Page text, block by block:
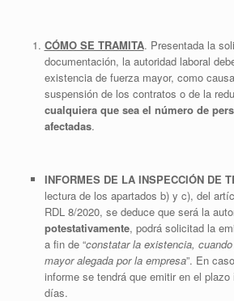
CÓMO SE TRAMITA. Presentada la
documentación, la autoridad laboral
existencia de fuerza mayor, como
suspensión de los contratos o de la
cualquiera que sea el número de
afectadas.
INFORMES DE LA INSPECCIÓN DE
lectura de los apartados b) y c), del
RDL 8/2020, se deduce que será la
potestativamente, podrá solicitad la
a fin de “constatar la existencia,
mayor alegada por la empresa”. En
informe se tendrá que emitir en el plazo
días.